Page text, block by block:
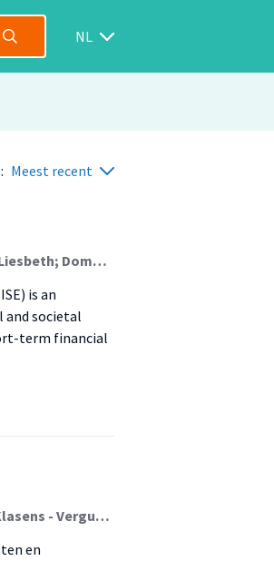
NL
Meest recent
Feenstra, Bauke (Sustainable Financing And Entrepreneurship); Rijsdijk, Liesbeth; Dommerholt, Egbert
is an
and societal
term financial
Esther Kleijer (Onderzoeker); Albert van Dieren (Onderzoeker); Martine Klasens - Vergunst (Onderzoeker)
en